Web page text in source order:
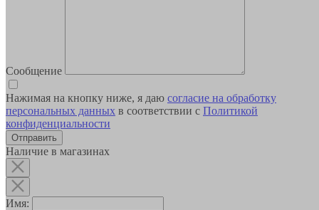
Сообщение
Нажимая на кнопку ниже, я даю согласие на обработку
персональных данных в соответствии с Политикой
конфиденциальности
Наличие в магазинах
Имя: